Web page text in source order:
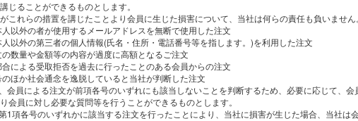
じることができるものとします。
これらの措置を講じたことより会員に生じた損害について、当社は何らの責任も負いません。
以外の者が使用するメールアドレスを無断で使用した注文
以外の第三者の個人情報(氏名・住所・電話番号等を指します。)を利用した注文
数量や金額等の内容が過度に高額となるご注文
による受取拒否を過去に行ったことのある会員からの注文
ほか社会通念を逸脱していると当社が判断した注文
員による注文が前項各号のいずれにも該当しないことを判断するため、必要に応じて、会
会員に対し必要な質問等を行うことができるものとします。
項各号のいずれかに該当する注文を行ったことにより、当社に損害が生じた場合、当社は